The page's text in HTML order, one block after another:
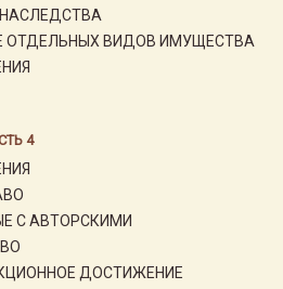
НАСЛЕДСТВА
ОТДЕЛЬНЫХ ВИДОВ ИМУЩЕСТВА
4
С АВТОРСКИМИ
ДОСТИЖЕНИЕ